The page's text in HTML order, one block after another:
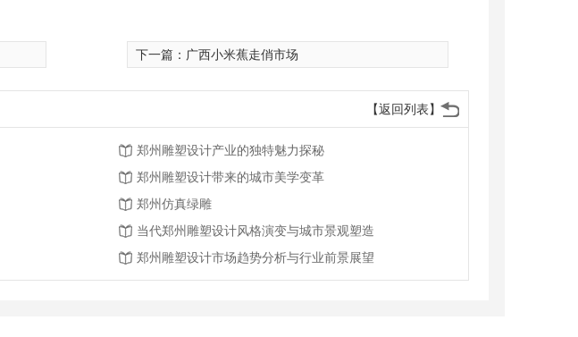
下一篇： 广西小米蕉走俏市场
【返回列表】
郑州雕塑设计产业的独特魅力探秘
郑州雕塑设计带来的城市美学变革
郑州仿真绿雕
当代郑州雕塑设计风格演变与城市景观塑造
郑州雕塑设计市场趋势分析与行业前景展望